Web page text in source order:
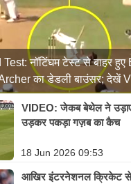
नॉटिंघम टेस्ट से बाहर
का डेडली बाउंसर; देखें
VIDEO: जेकब बेथेल ने उड़ाए
उड़कर पकड़ा गज़ब का कैच
18 Jun 2026 09:53
आखिर इंटरनेशनल क्रिकेट